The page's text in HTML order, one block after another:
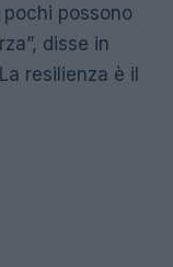
possono
disse in
resilienza è il